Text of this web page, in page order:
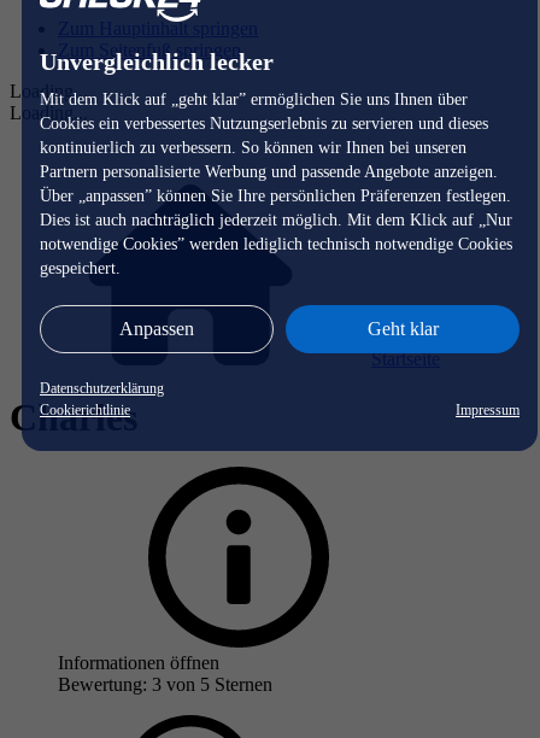
Unvergleichlich lecker
Mit dem Klick auf „geht klar” ermöglichen Sie uns Ihnen über
Cookies ein verbessertes Nutzungserlebnis zu servieren und dieses
kontinuierlich zu verbessern. So können wir Ihnen bei unseren
Partnern personalisierte Werbung und passende Angebote anzeigen.
Über „anpassen” können Sie Ihre persönlichen Präferenzen festlegen.
Dies ist auch nachträglich jederzeit möglich. Mit dem Klick auf „Nur
notwendige Cookies” werden lediglich technisch notwendige Cookies
gespeichert.
Anpassen Geht klar
Datenschutzerklärung
Cookierichtlinie
Impressum
Zum Hauptinhalt springen
Zum Seitenfuß springen
Loading...
Loading...
Startseite
Charles
Informationen öffnen
Bewertung: 3 von 5 Sternen